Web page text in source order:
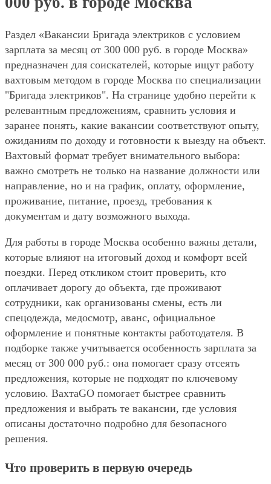
Раздел «Вакансии Бригада электриков с условием
зарплата за месяц от 300 000 руб. в городе Москва»
предназначен для соискателей, которые ищут работу
вахтовым методом в городе Москва по специализации
"Бригада электриков". На странице удобно перейти к
релевантным предложениям, сравнить условия и
заранее понять, какие вакансии соответствуют опыту,
ожиданиям по доходу и готовности к выезду на объект.
Вахтовый формат требует внимательного выбора:
важно смотреть не только на название должности или
направление, но и на график, оплату, оформление,
проживание, питание, проезд, требования к
документам и дату возможного выхода.
Для работы в городе Москва особенно важны детали,
которые влияют на итоговый доход и комфорт всей
поездки. Перед откликом стоит проверить, кто
оплачивает дорогу до объекта, где проживают
сотрудники, как организованы смены, есть ли
спецодежда, медосмотр, аванс, официальное
оформление и понятные контакты работодателя. В
подборке также учитывается особенность зарплата за
месяц от 300 000 руб.: она помогает сразу отсеять
предложения, которые не подходят по ключевому
условию. ВахтаGO помогает быстрее сравнить
предложения и выбрать те вакансии, где условия
описаны достаточно подробно для безопасного
решения.
Что проверить в первую очередь